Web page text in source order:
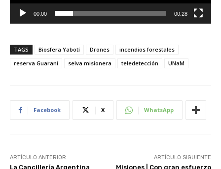
00:00 00:28
TAGS Biosfera Yabotí Drones
incendios forestales
reserva Guaraní
selva misionera teledetección UNaM
Facebook X WhatsApp
ARTÍCULO ANTERIOR
La Cancillería Argentina
ARTÍCULO SIGUIENTE
Misiones | Con gran esfuerzo